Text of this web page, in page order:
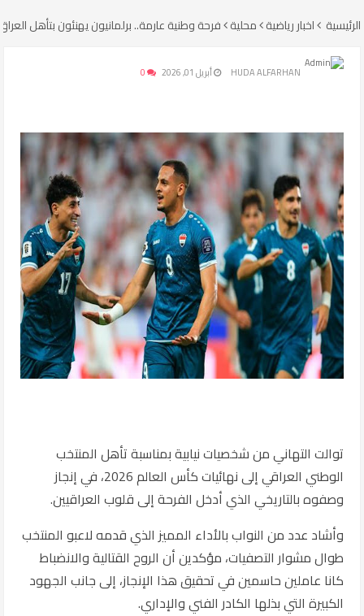
الرئيسية اخبار رياضية محلية فرحة وطنية عارمة.. برلمانيون يهنئون بتأهل العراق
HUDA ALFARHAN أبريل 01, 2026
توالت التهاني من شخصيات نيابية بمناسبة تأهل المنتخب
الوطني العراقي إلى نهائيات كأس العالم 2026، في إنجاز
وصفوه بالتاريخي الذي أدخل الفرحة إلى قلوب العراقيين.
وأشاد عدد من النواب بالأداء المميز الذي قدمه لاعبو المنتخب
طوال مشوار التصفيات، مؤكدين أن الروح القتالية والانضباط
كانا عاملين حاسمين في تحقيق هذا الإنجاز، إلى جانب الجهود
الكبيرة التي بذلها الكادر الفني والإداري.